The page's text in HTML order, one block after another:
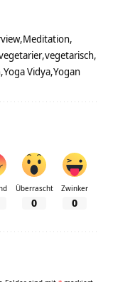
Meditation
vegetarisch
Yoga Vidya Yogan
Überrascht
0
Zwinker
0